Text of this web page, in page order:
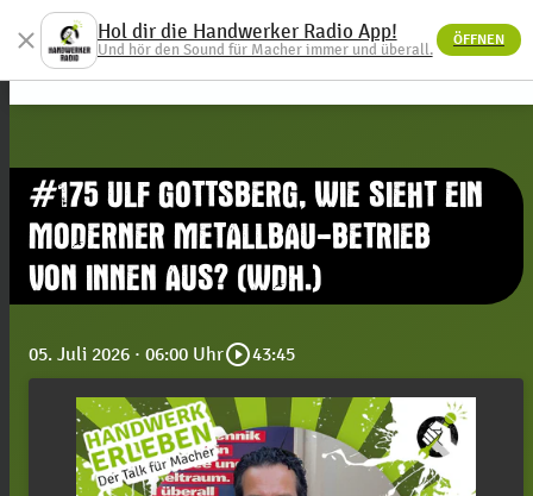
menu
#175 ULF GOTTSBERG, WIE SIEHT EIN
MODERNER METALLBAU-BETRIEB
VON INNEN AUS? (WDH.)
05. Juli 2026 · 06:00 Uhrplay_circle_outline43:45
close Hol dir die Handwerker Radio App!
Und hör den Sound für Macher immer und überall.
ÖFFNEN